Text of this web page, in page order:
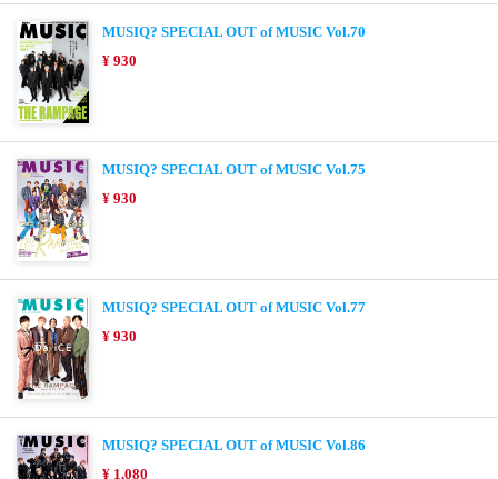
MUSIQ? SPECIAL OUT of MUSIC Vol.70
¥ 930
MUSIQ? SPECIAL OUT of MUSIC Vol.75
¥ 930
MUSIQ? SPECIAL OUT of MUSIC Vol.77
¥ 930
MUSIQ? SPECIAL OUT of MUSIC Vol.86
¥ 1,080